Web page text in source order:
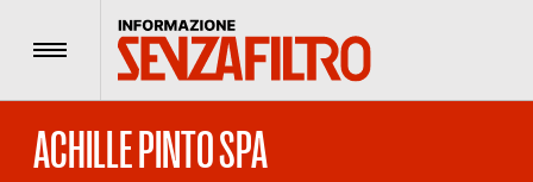
Menu
ACHILLE PINTO SPA